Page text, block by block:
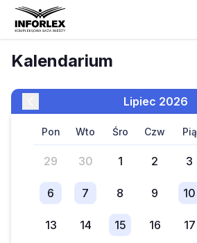
Kalendarium
lipiec 2026
pon wto śro czw pią
29 30 1 2 3
6 7 8 9 10
13 14 15 16 17